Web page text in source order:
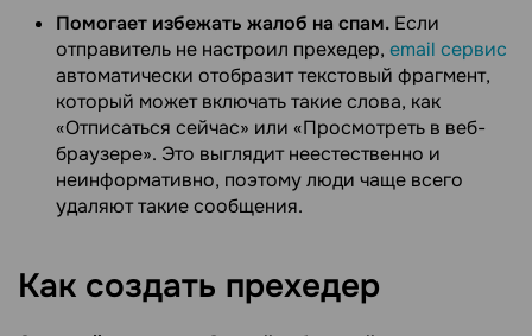
Помогает избежать жалоб на спам. Если
отправитель не настроил прехедер, email сервис
автоматически отобразит текстовый фрагмент,
который может включать такие слова, как
«Отписаться сейчас» или «Просмотреть в веб-
браузере». Это выглядит неестественно и
неинформативно, поэтому люди чаще всего
удаляют такие сообщения.
Как создать прехедер